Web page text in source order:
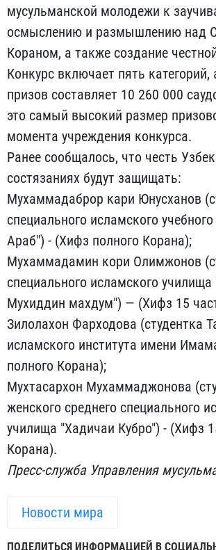
мусульманской молодежи к
осмыслению и размышлению над
Кораном, а также создание
Конкурс включает пять
призов составляет 10 260 000
это самый высокий размер
момента учреждения конкурса.
Ранее сообщалось, что честь
состязаниях будут защищать:
Мухаммадаброр кари Юнусханов
специального исламского
Араб") - (Хифз полного Корана);
Мухаммадамин кори Олимжонов
специального исламского
Мухиддин махдум") — (Хифз 15
Зилолахон Фарходова (студентка
исламского института имени
полного Корана);
Мухтасархон Мухаммаджонова
женского среднего специального
училища "Хадичаи Кубро") - (Хифз
Корана).
Пресс-служба Управления
Новости мира
ПОДЕЛИТЬСЯ ИНФОРМАЦИЕЙ В